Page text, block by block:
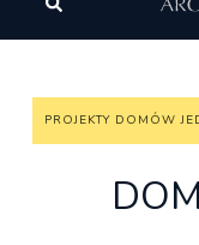
domów
PROJEKTY DOMÓW